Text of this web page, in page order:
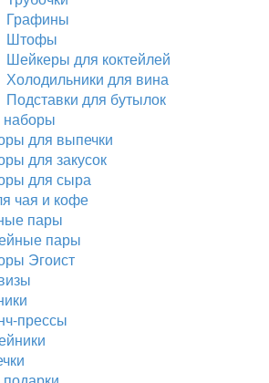
Графины
Штофы
Шейкеры для коктейлей
Холодильники для вина
Подставки для бутылок
наборы
для выпечки
для закусок
для сыра
чая и кофе
пары
пары
Эгоист
прессы